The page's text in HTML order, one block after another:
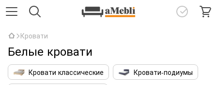
Кровати
Белые кровати
Кровати классические
Кровати-подиумы